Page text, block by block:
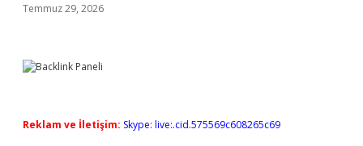
Temmuz 29, 2026
Reklam ve İletişim: Skype: live:.cid.575569c608265c69